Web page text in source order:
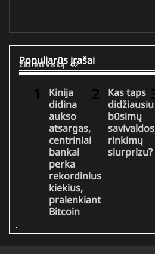
Populiarūs įrašai
Žiūrėti viską
Kinija
didina
aukso
atsargas,
centriniai
bankai
perka
rekordinius
kiekius,
pralenkiant
Bitcoin
Kas taps
didžiausiu
būsimų
savivaldos
rinkimų
siurprizu?